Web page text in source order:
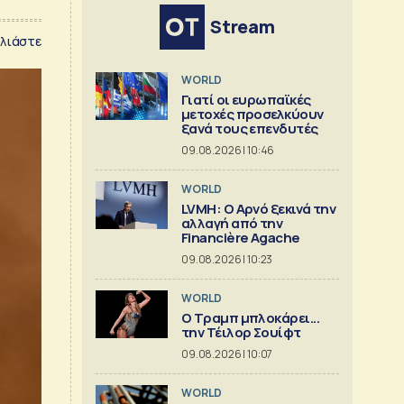
Stream
WORLD
Γιατί οι ευρωπαϊκές
μετοχές προσελκύουν
ξανά τους επενδυτές
09.08.2026 | 10:46
WORLD
LVMH: Ο Αρνό ξεκινά την
αλλαγή από την
Financière Agache
09.08.2026 | 10:23
WORLD
Ο Τραμπ μπλοκάρει...
την Τέιλορ Σουίφτ
09.08.2026 | 10:07
WORLD